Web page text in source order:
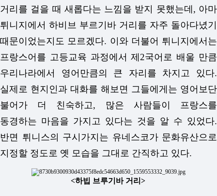
거리를 걸을 때 새롭다는 느낌을 받지 못했는데, 아마
튀니지에서 하비브 부르기바 거리를 자주 돌아다녔기
때문이었는지도 모르겠다. 이와 더불어 튀니지에서는
프랑스어를 고등교육 과정에서 제2국어로 배울 만큼
우리나라에서 영어만큼의 큰 자리를 차지고 있다.
실제로 현지인과 대화를 해보면 그들에게는 영어보단
불어가 더 친숙하고, 많은 사람들이 프랑스를
동경하는 마음을 가지고 있다는 것을 알 수 있었다.
반면 튀니스의 구시가지는 유네스코가 문화유산으로
지정할 정도로 옛 모습을 그대로 간직하고 있다.
<하빕 브루기바 거리>